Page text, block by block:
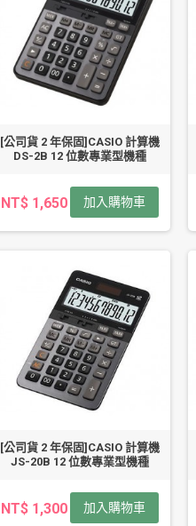
[公司貨 2 年保固]CASIO 計算機
DS-2B 12 位數專業型機種
NT$ 1,650 加入購物車
[公司貨 2 年保固]CASIO 計算機
JS-20B 12 位數專業型機種
NT$ 1,300 加入購物車